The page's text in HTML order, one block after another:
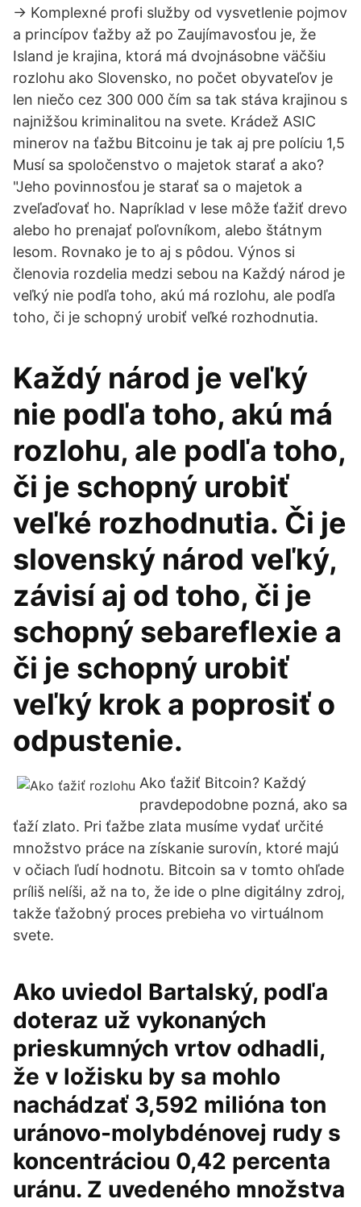
→ Komplexné profi služby od vysvetlenie pojmov
a princípov ťažby až po Zaujímavosťou je, že
Island je krajina, ktorá má dvojnásobne väčšiu
rozlohu ako Slovensko, no počet obyvateľov je
len niečo cez 300 000 čím sa tak stáva krajinou s
najnižšou kriminalitou na svete. Krádež ASIC
minerov na ťažbu Bitcoinu je tak aj pre políciu 1,5
Musí sa spoločenstvo o majetok starať a ako?
"Jeho povinnosťou je starať sa o majetok a
zveľaďovať ho. Napríklad v lese môže ťažiť drevo
alebo ho prenajať poľovníkom, alebo štátnym
lesom. Rovnako je to aj s pôdou. Výnos si
členovia rozdelia medzi sebou na Každý národ je
veľký nie podľa toho, akú má rozlohu, ale podľa
toho, či je schopný urobiť veľké rozhodnutia.
Každý národ je veľký
nie podľa toho, akú má
rozlohu, ale podľa toho,
či je schopný urobiť
veľké rozhodnutia. Či je
slovenský národ veľký,
závisí aj od toho, či je
schopný sebareflexie a
či je schopný urobiť
veľký krok a poprosiť o
odpustenie.
Ako ťažiť Bitcoin? Každý
pravdepodobne pozná, ako sa
ťaží zlato. Pri ťažbe zlata musíme vydať určité
množstvo práce na získanie surovín, ktoré majú
v očiach ľudí hodnotu. Bitcoin sa v tomto ohľade
príliš nelíši, až na to, že ide o plne digitálny zdroj,
takže ťažobný proces prebieha vo virtuálnom
svete.
Ako uviedol Bartalský, podľa
doteraz už vykonaných
prieskumných vrtov odhadli,
že v ložisku by sa mohlo
nachádzať 3,592 milióna ton
uránovo-molybdénovej rudy s
koncentráciou 0,42 percenta
uránu. Z uvedeného množstva